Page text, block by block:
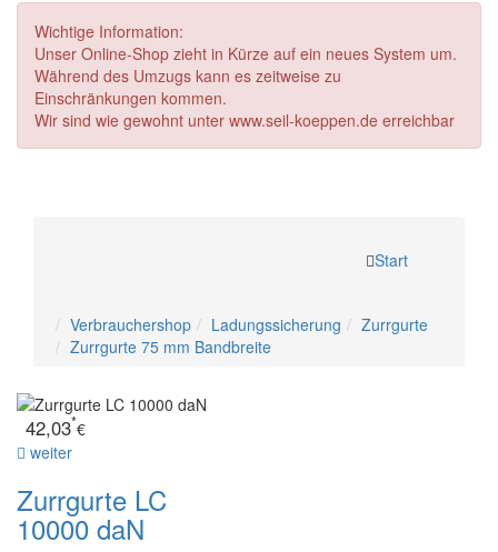
Wichtige Information:
Unser Online‑Shop zieht in Kürze auf ein neues System um.
Während des Umzugs kann es zeitweise zu
Einschränkungen kommen.
Wir sind wie gewohnt unter www.seil-koeppen.de erreichbar
Start
Verbrauchershop Ladungssicherung
Zurrgurte
Zurrgurte 75 mm Bandbreite
42,03*€
weiter
Zurrgurte LC
10000 daN